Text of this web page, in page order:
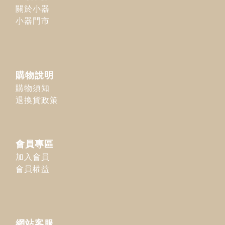
關於小器
小器門市
購物說明
購物須知
退換貨政策
會員專區
加入會員
會員權益